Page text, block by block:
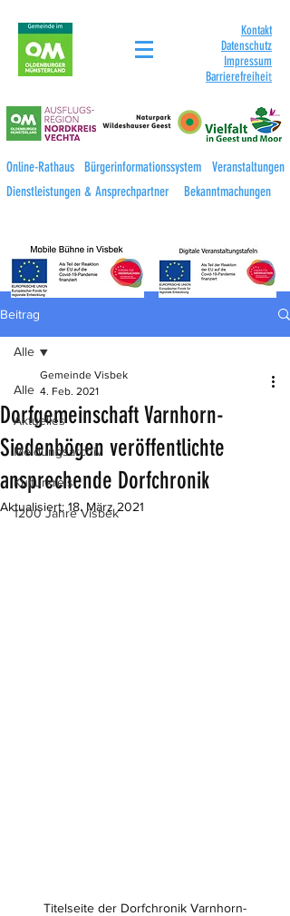
Kontakt
Datenschutz
Impressum
Barrierefreiheit
Online-Rathaus Bürgerinformationssystem
Veranstaltungen
Dienstleistungen & Ansprechpartner
Bekanntmachungen
Beitrag
Alle
Aktuelles
Meldungsarchiv
Kulturkreis
1200 Jahre Visbek
Alle
Dorfgemeinschaft Varnhorn-
Siedenbögen veröffentlichte
ansprechende Dorfchronik
Gemeinde Visbek
4. Feb. 2021
Aktualisiert: 18. März 2021
Titelseite der Dorfchronik Varnhorn-